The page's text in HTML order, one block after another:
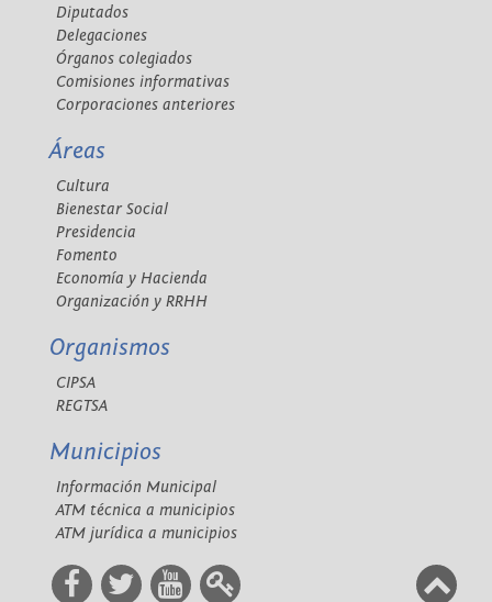
Diputados
Delegaciones
Órganos colegiados
Comisiones informativas
Corporaciones anteriores
Áreas
Cultura
Bienestar Social
Presidencia
Fomento
Economía y Hacienda
Organización y RRHH
Organismos
CIPSA
REGTSA
Municipios
Información Municipal
ATM técnica a municipios
ATM jurídica a municipios